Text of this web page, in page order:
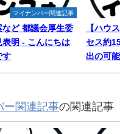
マイナンバー関連記事
など 都議会厚生委
表明 - こんにちは
す
【ハウ
セス約
出の可
ー関連記事の関連記事